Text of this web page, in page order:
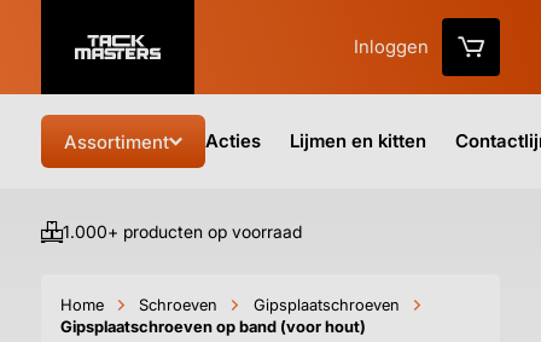
Inloggen
Assortiment Acties Lijmen en kitten
1.000+ producten op voorraad
Home Schroeven
Gipsplaatschroeven
Gipsplaatschroeven op band (voor hout)